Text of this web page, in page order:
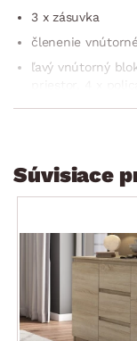
3 x zásuvka
členenie
ľavý vnútorný
pravý vnútorný
univerzálne do
dodávané v
Súvisiace